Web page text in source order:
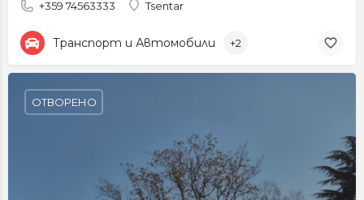
+359 74563333 Tsentar
Транспорт и Автомобили +2
ОТВОРЕНО